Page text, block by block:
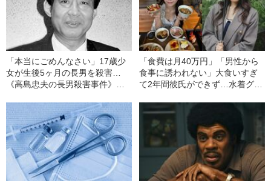
「本当にごめんなさい」17歳少
女が生後5ヶ月の長男を殺害…
《高島忠夫の長男殺害事件》夫
39年の事件）
「食費は月40万円」「男性から
食事に誘われない」大食いすぎ
て2年間彼氏ができず…水着グラ
女子（24）が語る、驚愕の食生